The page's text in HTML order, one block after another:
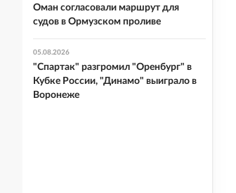
Оман согласовали маршрут для
судов в Ормузском проливе
05.08.2026
"Спартак" разгромил "Оренбург" в
Кубке России, "Динамо" выиграло в
Воронеже